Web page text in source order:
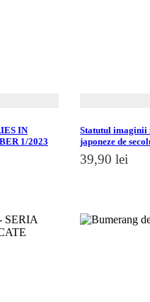
IN
1/2023
Statutul imaginii
japoneze de
39,90lei